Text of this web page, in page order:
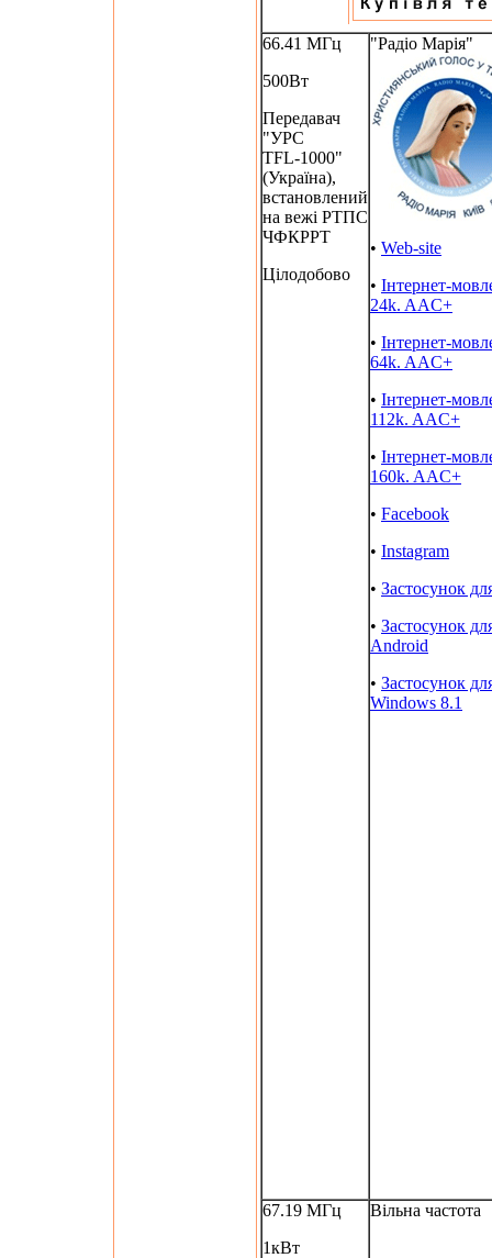
66.41 МГц
500Вт
Передавач
"УРС
TFL-1000"
(Україна),
встановлений
на вежі РТПС
ЧФКРРТ
Цілодобово
"Радіо Марія"
• Web-site
• Інтернет-
24k. AAC+
• Інтернет-
64k. AAC+
• Інтернет-
112k. AAC+
• Інтернет-
160k. AAC+
• Facebook
• Instagram
• Застосунок
• Застосунок
Android
• Застосунок
Windows 8.1
67.19 МГц
1кВт
Вільна частота